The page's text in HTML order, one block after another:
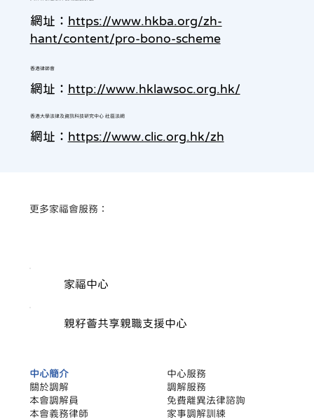
網址： https://www.hkba.org/zh-
hant/content/pro-bono-scheme
香港律師會
網址： http://www.hklawsoc.org.hk/
香港大學法律及資訊科技研究中心 社區法網
網址： https://www.clic.org.hk/zh
​更多家福會服務：
家福中心
親籽薈共享親職支援中心
中心簡介
關於調解
本會調解員
本會義務律師
中心服務
調解服務
​免費離異法律諮詢
家事調解訓練